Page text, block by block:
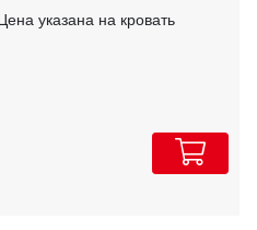
указана на кровать